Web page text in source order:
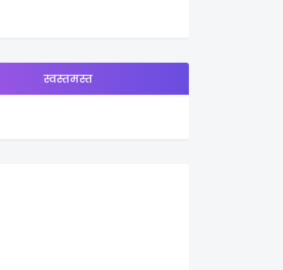
स्वस्तमस्त